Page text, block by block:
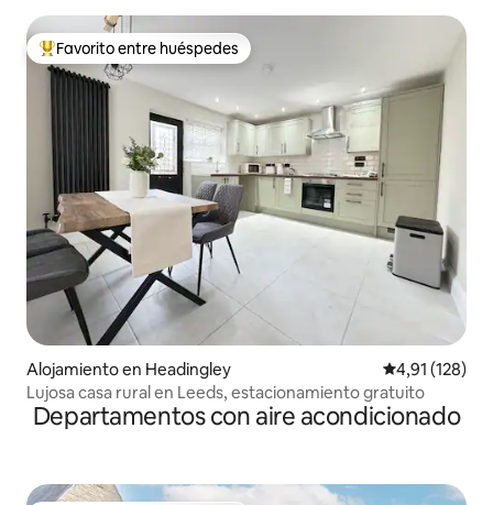
Favorito entre los huéspedes más destacados
Favorito entre huéspedes
Alojamiento en Headingley Calificación
4,91 (128)
Lujosa casa rural en Leeds, estacionamiento gratuito
Departamentos con aire acondicionado